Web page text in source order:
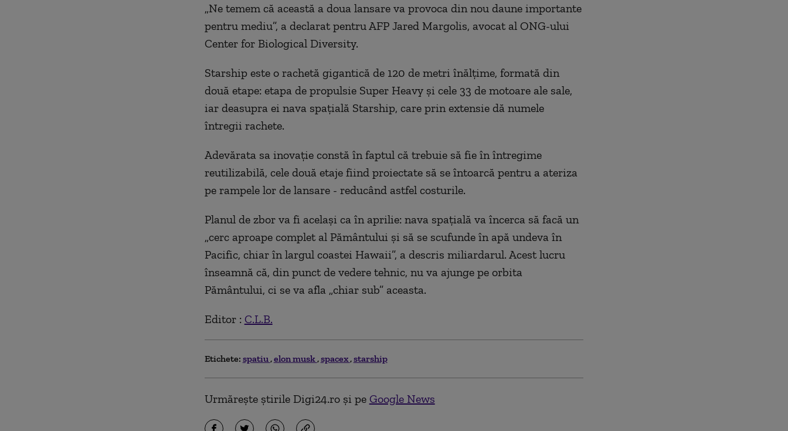
„Ne temem că această a doua lansare va provoca din nou daune importante
pentru mediu”, a declarat pentru AFP Jared Margolis, avocat al ONG-ului
Center for Biological Diversity.
Starship este o rachetă gigantică de 120 de metri înălţime, formată din
două etape: etapa de propulsie Super Heavy şi cele 33 de motoare ale sale,
iar deasupra ei nava spaţială Starship, care prin extensie dă numele
întregii rachete.
Adevărata sa inovaţie constă în faptul că trebuie să fie în întregime
reutilizabilă, cele două etaje fiind proiectate să se întoarcă pentru a ateriza
pe rampele lor de lansare - reducând astfel costurile.
Planul de zbor va fi acelaşi ca în aprilie: nava spaţială va încerca să facă un
„cerc aproape complet al Pământului şi să se scufunde în apă undeva în
Pacific, chiar în largul coastei Hawaii”, a descris miliardarul. Acest lucru
înseamnă că, din punct de vedere tehnic, nu va ajunge pe orbita
Pământului, ci se va afla „chiar sub” aceasta.
Editor : C.L.B.
Etichete: spatiu elon musk spacex starship
Urmărește știrile Digi24.ro și pe Google News